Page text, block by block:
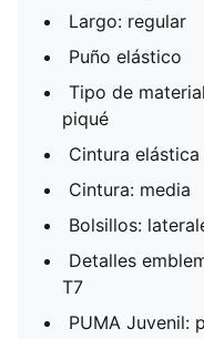
Largo: regular
Puño elástico
Tipo de
piqué
Cintura
Cintura: media
Bolsillos:
Detalles
T7
PUMA Juvenil: